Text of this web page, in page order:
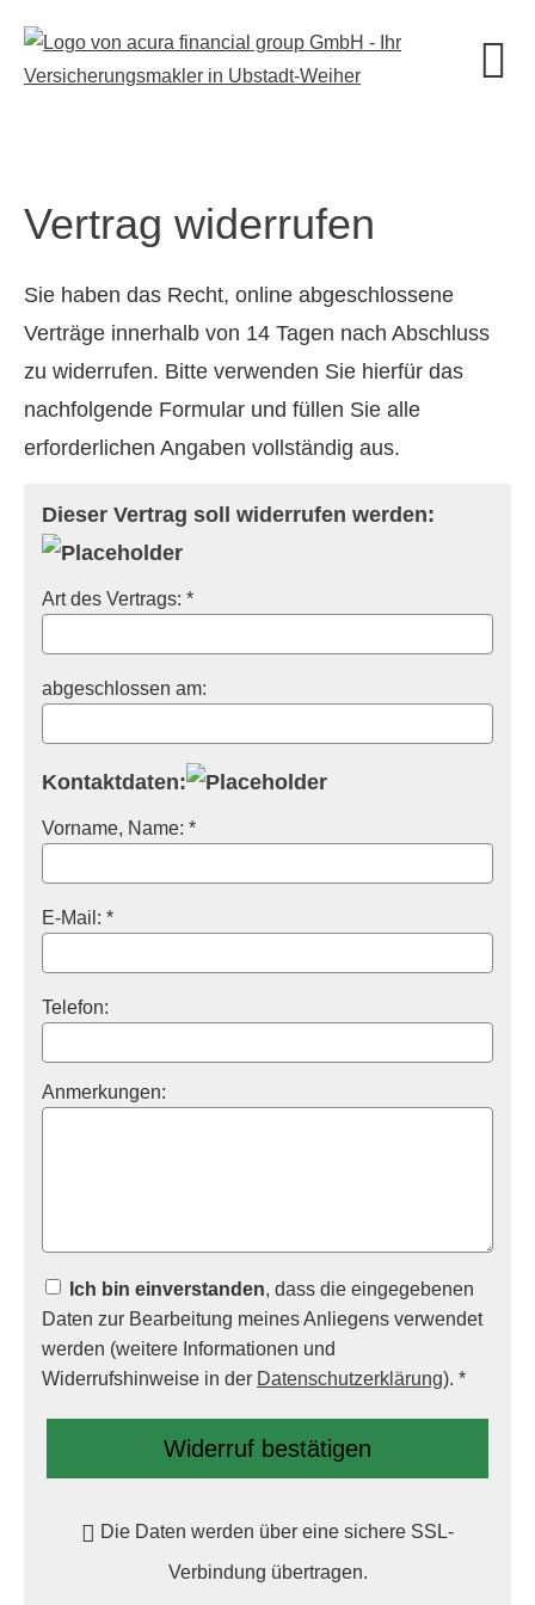
Vertrag widerrufen
Sie haben das Recht, online abgeschlossene
Verträge innerhalb von 14 Tagen nach Abschluss
zu widerrufen. Bitte verwenden Sie hierfür das
nachfolgende Formular und füllen Sie alle
erforderlichen Angaben vollständig aus.
Dieser Vertrag soll widerrufen werden:
Art des Vertrags: *
abgeschlossen am:
Kontaktdaten:
Vorname, Name: *
E-Mail: *
Telefon:
Anmerkungen:
Ich bin einverstanden, dass die eingegebenen
Daten zur Bearbeitung meines Anliegens verwendet
werden (weitere Informationen und
Widerrufshinweise in der Datenschutzerklärung). *
Widerruf bestätigen
Die Daten werden über eine sichere SSL-
Verbindung übertragen.